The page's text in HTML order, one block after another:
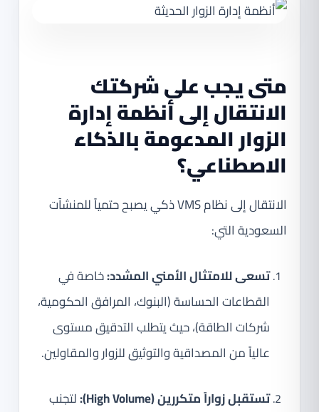
متى يجب على شركتك
الانتقال إلى أنظمة إدارة
الزوار المدعومة بالذكاء
الاصطناعي؟
الانتقال إلى نظام VMS ذكي يصبح حتمياً للمنشآت
السعودية التي:
تسعى للامتثال الأمني المشدد:خاصة في
القطاعات الحساسة (البنوك، المرافق الحكومية،
شركات الطاقة)، حيث يتطلب التدقيق مستوى
عالياً من المصداقية والتوثيق للزوار والمقاولين.
تستقبل زواراً متكررين (High Volume):
لتجنب